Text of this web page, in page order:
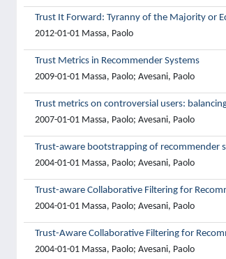
Trust It Forward: Tyranny of the Majority or
2012-01-01 Massa, Paolo
Trust Metrics in Recommender Systems
2009-01-01 Massa, Paolo; Avesani, Paolo
Trust metrics on controversial users:
2007-01-01 Massa, Paolo; Avesani, Paolo
Trust-aware bootstrapping of recommender
2004-01-01 Massa, Paolo; Avesani, Paolo
Trust-aware Collaborative Filtering for
2004-01-01 Massa, Paolo; Avesani, Paolo
Trust-Aware Collaborative Filtering for
2004-01-01 Massa, Paolo; Avesani, Paolo